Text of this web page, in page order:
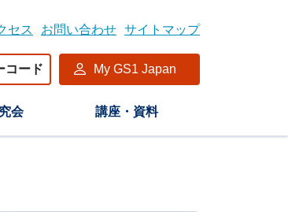
セス お問い合わせ サイトマップ
コード My GS1 Japan
会 講座・資料